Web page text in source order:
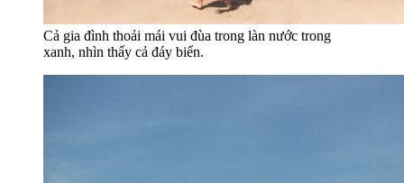
Cả gia đình thoải mái vui đùa trong làn nước trong
xanh, nhìn thấy cả đáy biển.